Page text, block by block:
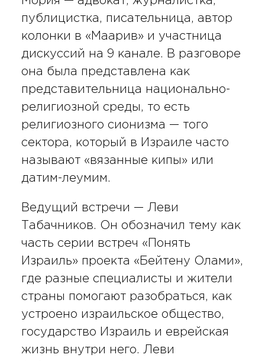
публицистка, писательница, автор
колонки в «Маарив» и участница
дискуссий на 9 канале. В разговоре
она была представлена как
представительница национально-
религиозной среды, то есть
религиозного сионизма — того
сектора, который в Израиле часто
называют «вязанные кипы» или
датим-леумим.
Ведущий встречи — Леви
Табачников. Он обозначил тему как
часть серии встреч «Понять
Израиль» проекта «Бейтену Олами»,
где разные специалисты и жители
страны помогают разобраться, как
устроено израильское общество,
государство Израиль и еврейская
жизнь внутри него. Леви